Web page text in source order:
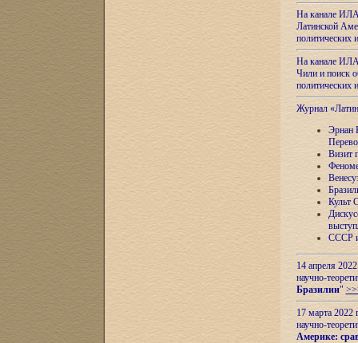
На канале
Латинской
На канале
Чили и поиск
Журнал
Эрнан
Визит
Культ
СССР и
14 апреля
научно-
Бразилии"
17 марта 2022
научно-
Америке: